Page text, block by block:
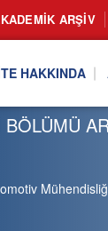
ARŞIV
HAKKINDA